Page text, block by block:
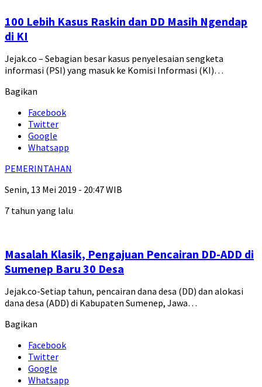
100 Lebih Kasus Raskin dan DD Masih Ngendap
di KI
Jejak.co – Sebagian besar kasus penyelesaian sengketa
informasi (PSI) yang masuk ke Komisi Informasi (KI)…
Bagikan
Facebook
Twitter
Google
Whatsapp
PEMERINTAHAN
Senin, 13 Mei 2019 - 20:47 WIB
7 tahun yang lalu
Masalah Klasik, Pengajuan Pencairan DD-ADD di
Sumenep Baru 30 Desa
Jejak.co-Setiap tahun, pencairan dana desa (DD) dan alokasi
dana desa (ADD) di Kabupaten Sumenep, Jawa…
Bagikan
Facebook
Twitter
Google
Whatsapp